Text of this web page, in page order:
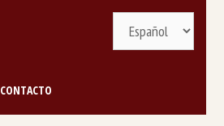
idioma
CONTACTO